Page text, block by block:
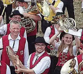
Bläserjugend